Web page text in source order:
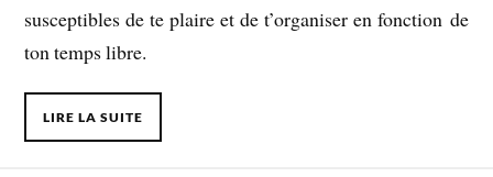
susceptibles de te plaire et de t’organiser en fonction de
ton temps libre.
LIRE LA SUITE